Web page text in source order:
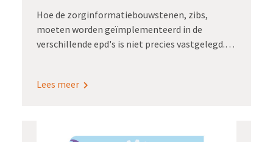
Hoe de zorginformatiebouwstenen, zibs,
moeten worden geïmplementeerd in de
verschillende epd's is niet precies vastgelegd.
de feitelijke uitwisseling ondanks alle goede
Lees meer